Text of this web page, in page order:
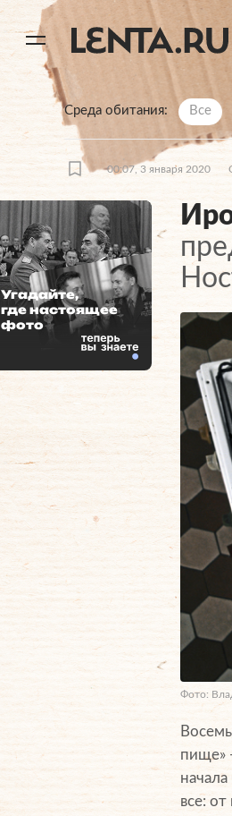
Среда обитания Все
00:07, 3 января 2020
Фото:
пище»
все:
Угадайте,
где настоящее
фото